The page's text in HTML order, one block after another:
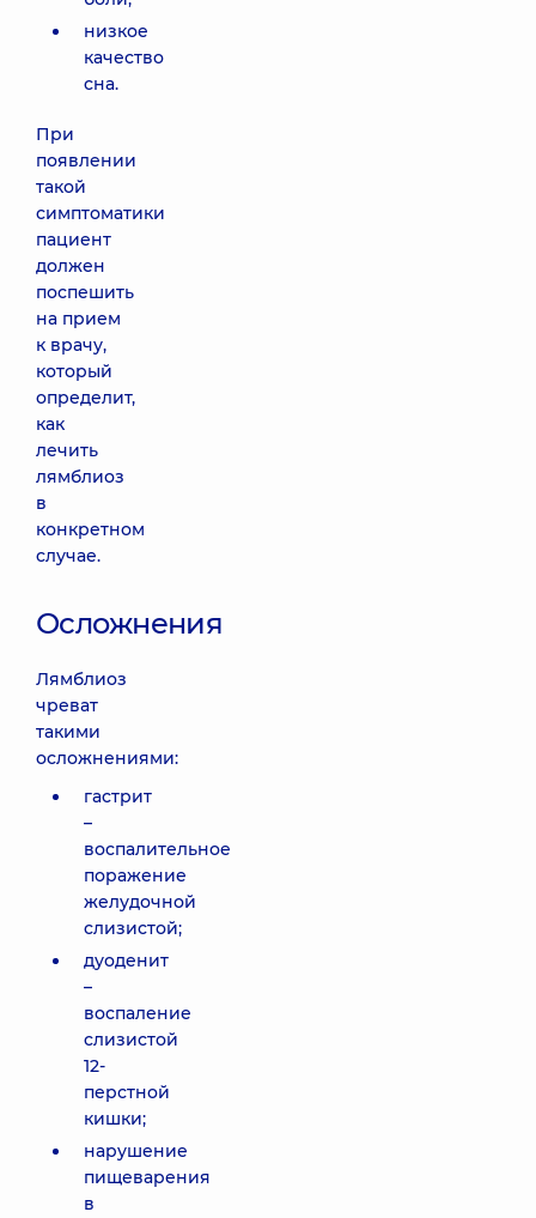
низкое
качество
сна.
При
появлении
такой
симптоматики
пациент
должен
поспешить
на прием
к врачу,
который
определит,
как
лечить
лямблиоз
в
конкретном
случае.
Осложнения
Лямблиоз
чреват
такими
осложнениями:
гастрит
–
воспалительное
поражение
желудочной
слизистой;
дуоденит
–
воспаление
слизистой
12-
перстной
кишки;
нарушение
пищеварения
в